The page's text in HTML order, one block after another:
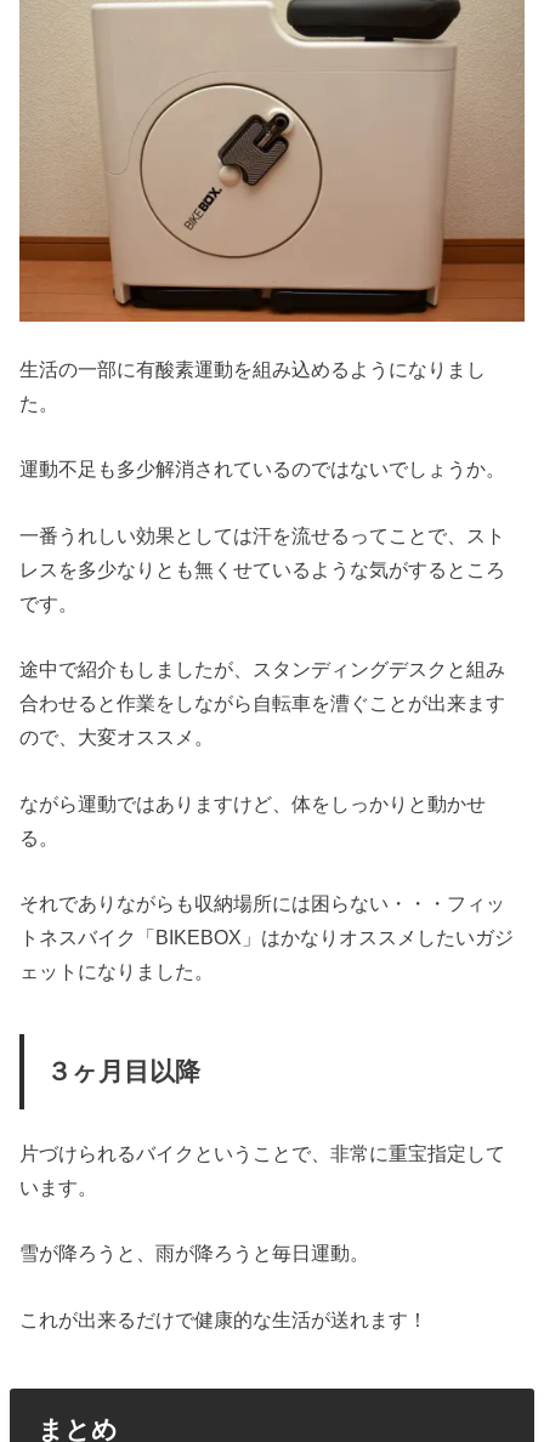
生活の一部に有酸素運動を組み込めるようになりまし
た。
運動不足も多少解消されているのではないでしょうか。
一番うれしい効果としては汗を流せるってことで、スト
レスを多少なりとも無くせているような気がするところ
です。
途中で紹介もしましたが、スタンディングデスクと組み
合わせると作業をしながら自転車を漕ぐことが出来ます
ので、大変オススメ。
ながら運動ではありますけど、体をしっかりと動かせ
る。
それでありながらも収納場所には困らない・・・フィッ
トネスバイク「BIKEBOX」はかなりオススメしたいガジ
ェットになりました。
３ヶ月目以降
片づけられるバイクということで、非常に重宝指定して
います。
雪が降ろうと、雨が降ろうと毎日運動。
これが出来るだけで健康的な生活が送れます！
まとめ